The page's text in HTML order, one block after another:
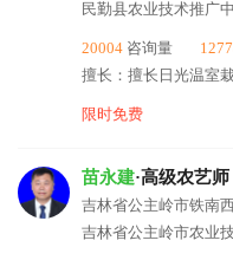
民勤县农业技术推广
20004 咨询量
擅长：擅长日光温室
限时免费
苗永建·高级农艺师
吉林省公主岭市铁南
吉林省公主岭市农业